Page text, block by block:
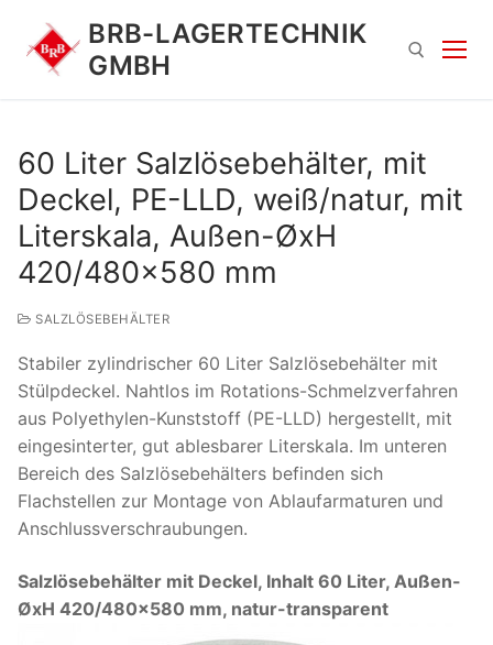
Inhalt
springen
BRB-LAGERTECHNIK
GMBH
nach:
60 Liter Salzlösebehälter, mit
Deckel, PE-LLD, weiß/natur, mit
Literskala, Außen-ØxH
420/480×580 mm
SALZLÖSEBEHÄLTER
Stabiler zylindrischer 60 Liter Salzlösebehälter mit
Stülpdeckel. Nahtlos im Rotations-Schmelzverfahren
aus Polyethylen-Kunststoff (PE-LLD) hergestellt, mit
eingesinterter, gut ablesbarer Literskala. Im unteren
Bereich des Salzlösebehälters befinden sich
Flachstellen zur Montage von Ablaufarmaturen und
Anschlussverschraubungen.
Salzlösebehälter mit Deckel, Inhalt 60 Liter, Außen-
ØxH 420/480×580 mm, natur-transparent